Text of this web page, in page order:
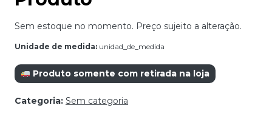
Sem estoque no momento. Preço sujeito a alteração.
Unidade de medida: unidad_de_medida
Produto somente com retirada na loja
Categoria: Sem categoria